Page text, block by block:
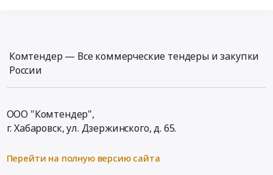
Комтендер — Все коммерческие тендеры и закупки
России
ООО "Комтендер",
г. Хабаровск,ул. Дзержинского, д. 65.
Перейти на полную версию сайта